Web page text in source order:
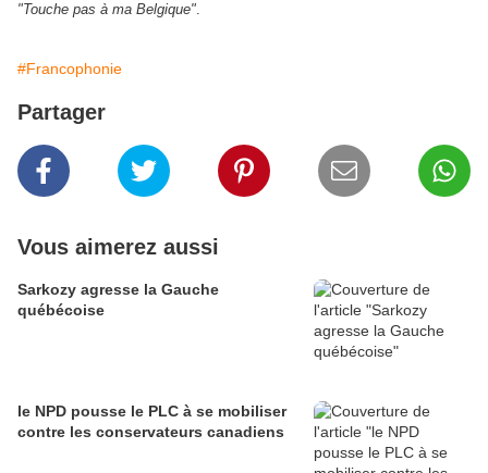
"Touche pas à ma Belgique".
#Francophonie
Partager
Vous aimerez aussi
Sarkozy agresse la Gauche
québécoise
le NPD pousse le PLC à se mobiliser
contre les conservateurs canadiens